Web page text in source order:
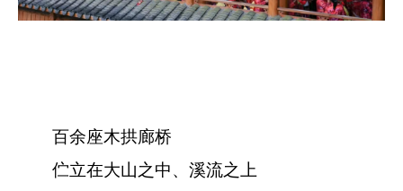
百余座木拱廊桥
伫立在大山之中、溪流之上